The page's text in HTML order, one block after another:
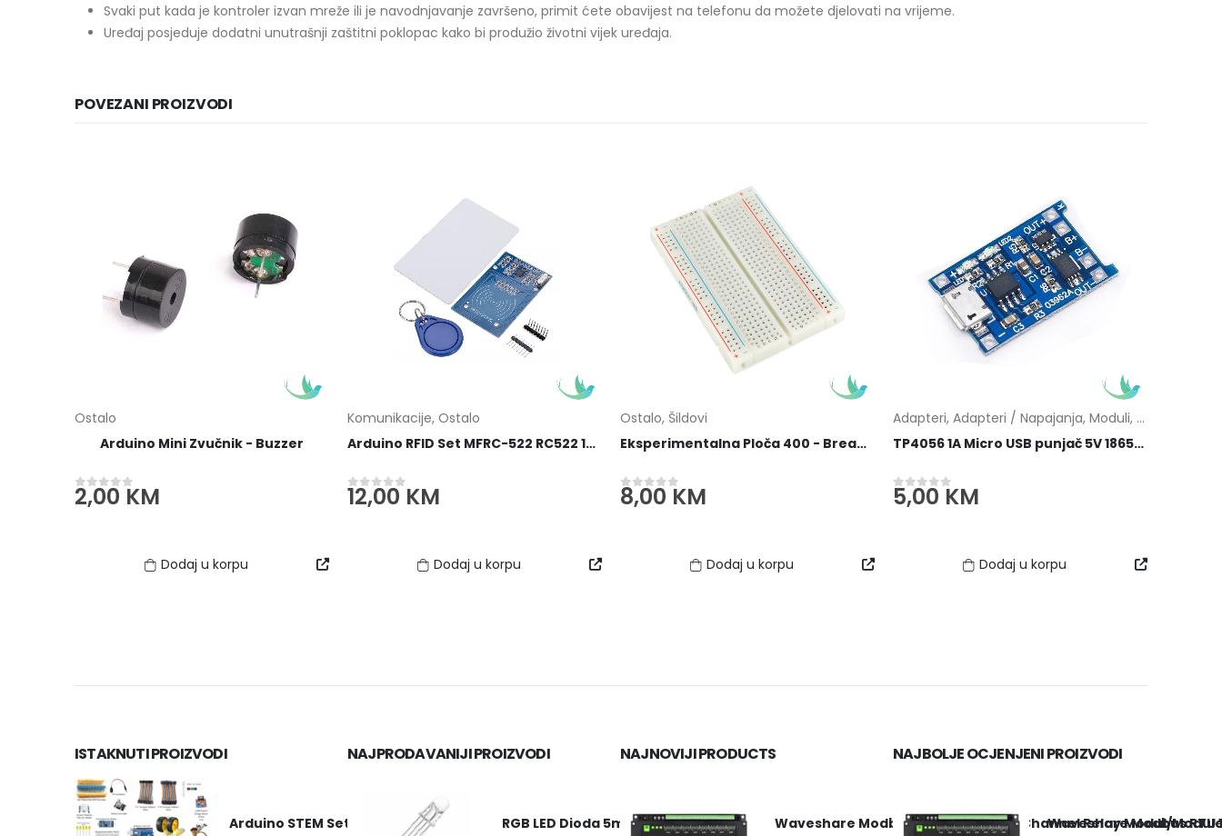
Svaki put kada je kontroler izvan mreže ili je navodnjavanje završeno, primit ćete obavijest na telefonu da možete djelovati na vrijeme.
Uređaj posjeduje dodatni unutrašnji zaštitni poklopac kako bi produžio životni vijek uređaja.
POVEZANI PROIZVODI
Ostalo
Arduino Mini Zvučnik - Buzzer
0out of 5
2,00KM
Dodaj u korpu
Komunikacije, Ostalo
Arduino RFID Set MFRC-522 RC522 13.56 MHz
0out of 5
12,00KM
Dodaj u korpu
Ostalo, Šildovi
Eksperimentalna Ploča 400 - Breadboard
0out of 5
8,00KM
Dodaj u korpu
Adapteri, Adapteri / Napajanja, Moduli, Ostalo
TP4056 1A Micro USB punjač 5V 18650 Baterije
0out of 5
5,00KM
Dodaj u korpu
ISTAKNUTI PROIZVODI
Arduino STEM Set / Kit
NAJPRODAVANIJI PROIZVODI
RGB LED Dioda 5mm
NAJNOVIJI PRODUCTS
Waveshare Modbus RTU 16 Kanala / Channel Relay Modul/
NAJBOLJE OCJENJENI PROIZVODI
Waveshare Modbus